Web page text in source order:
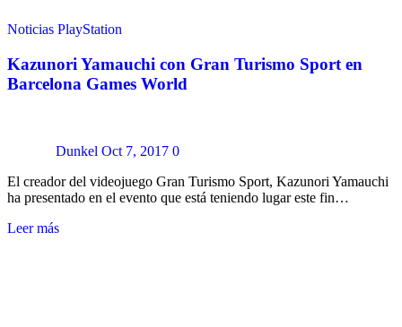
Noticias PlayStation
Kazunori Yamauchi con Gran Turismo Sport en
Barcelona Games World
Dunkel Oct 7, 2017 0
El creador del videojuego Gran Turismo Sport, Kazunori Yamauchi
ha presentado en el evento que está teniendo lugar este fin…
Leer más